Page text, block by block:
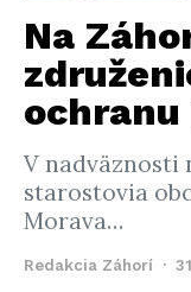
Na
V nadväznosti
starostovia
Morava…
Redakcia Záhorí